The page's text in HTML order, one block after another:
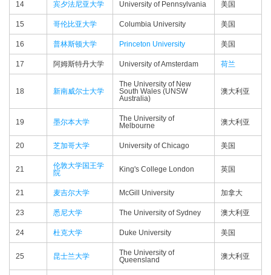
14 宾夕法尼亚大学 University of Pennsylvania 美国
15 哥伦比亚大学 Columbia University 美国
16 普林斯顿大学 Princeton University 美国
17 阿姆斯特丹大学 University of Amsterdam 荷兰
18 新南威尔士大学
The University of New
South Wales (UNSW
Australia)
澳大利亚
19 墨尔本大学
The University of
Melbourne
澳大利亚
20 芝加哥大学 University of Chicago 美国
21
伦敦大学国王学
院
King's College London 英国
21 麦吉尔大学 McGill University 加拿大
23 悉尼大学 The University of Sydney 澳大利亚
24 杜克大学 Duke University 美国
25 昆士兰大学
The University of
Queensland
澳大利亚